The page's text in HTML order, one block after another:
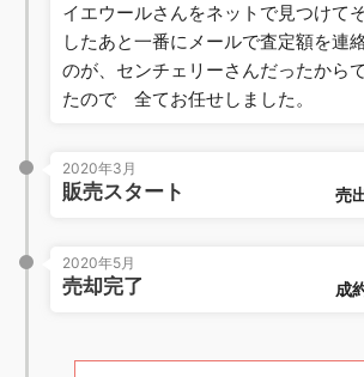
イエウールさんをネットで見つけて
したあと一番にメールで査定額を連
のが、センチェリーさんだったから
たので 全てお任せしました。
2020年3月
販売スタート 売
2020年5月
売却完了 成